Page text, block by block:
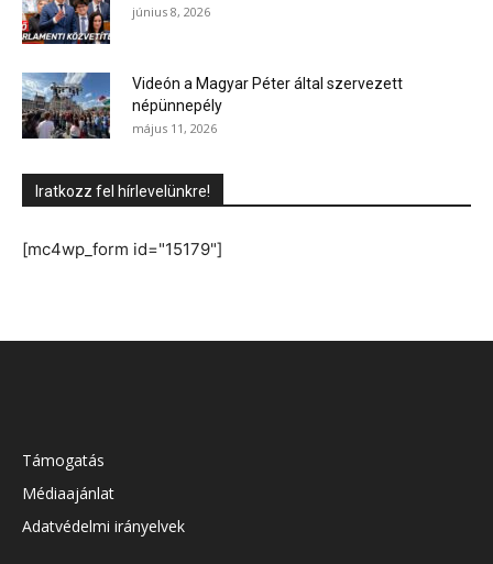
június 8, 2026
Videón a Magyar Péter által szervezett
népünnepély
május 11, 2026
Iratkozz fel hírlevelünkre!
[mc4wp_form id="15179"]
Támogatás
Médiaajánlat
Adatvédelmi irányelvek